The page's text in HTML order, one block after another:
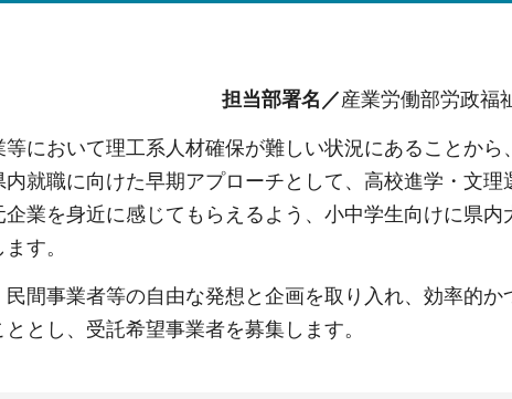
担当部署名／産業労働部労政
において理工系人材確保が難しい状況にあることか
内就職に向けた早期アプローチとして、高校進学・文
業を身近に感じてもらえるよう、小中学生向けに県
す。
間事業者等の自由な発想と企画を取り入れ、効率的
とし、受託希望事業者を募集します。